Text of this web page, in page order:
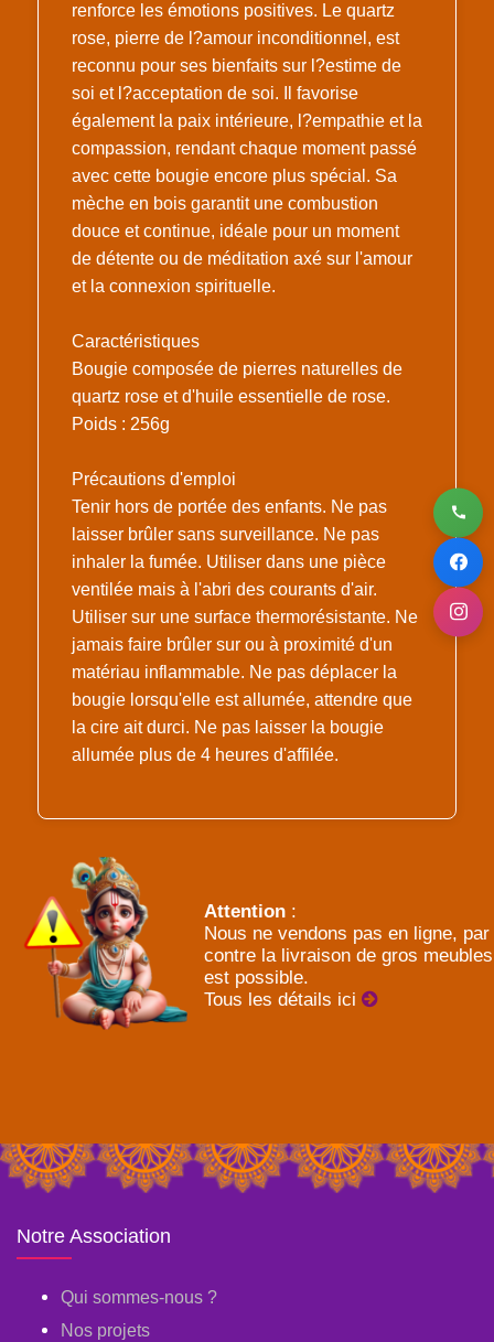
renforce les émotions positives. Le quartz
rose, pierre de l?amour inconditionnel, est
reconnu pour ses bienfaits sur l?estime de
soi et l?acceptation de soi. Il favorise
également la paix intérieure, l?empathie et la
compassion, rendant chaque moment passé
avec cette bougie encore plus spécial. Sa
mèche en bois garantit une combustion
douce et continue, idéale pour un moment
de détente ou de méditation axé sur l'amour
et la connexion spirituelle.
Caractéristiques
Bougie composée de pierres naturelles de
quartz rose et d'huile essentielle de rose.
Poids : 256g
Précautions d'emploi
Tenir hors de portée des enfants. Ne pas
laisser brûler sans surveillance. Ne pas
inhaler la fumée. Utiliser dans une pièce
ventilée mais à l'abri des courants d'air.
Utiliser sur une surface thermorésistante. Ne
jamais faire brûler sur ou à proximité d'un
matériau inflammable. Ne pas déplacer la
bougie lorsqu'elle est allumée, attendre que
la cire ait durci. Ne pas laisser la bougie
allumée plus de 4 heures d'affilée.
Attention :
Nous ne vendons pas en ligne, par
contre la livraison de gros meubles
est possible.
Tous les détails ici
Notre Association
Qui sommes-nous ?
Nos projets